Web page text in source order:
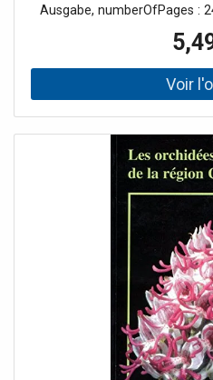
Ausgabe, numberOfPages :
04-05, publishers : Eva
german,